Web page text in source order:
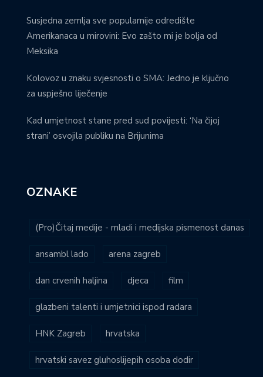
Susjedna zemlja sve popularnije odredište
Amerikanaca u mirovini: Evo zašto mi je bolja od
Meksika
Kolovoz u znaku svjesnosti o SMA: Jedno je ključno
za uspješno liječenje
Kad umjetnost stane pred sud povijesti: ‘Na čijoj
strani’ osvojila publiku na Brijunima
OZNAKE
(Pro)Čitaj medije - mladi i medijska pismenost danas
ansambl lado arena zagreb
dan crvenih haljina djeca film
glazbeni talenti i umjetnici ispod radara
HNK Zagreb hrvatska
hrvatski savez gluhoslijepih osoba dodir